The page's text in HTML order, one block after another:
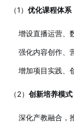
（1） 优化课程体系
增设直播运营、
强化内容创作、
增加项目实践、
（2） 创新培养模式
深化产教融合，